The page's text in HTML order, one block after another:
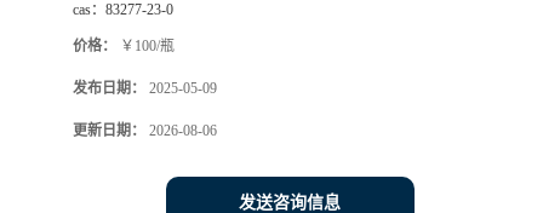
cas： 83277-23-0
价格： ￥100/瓶
发布日期： 2025-05-09
更新日期： 2026-08-06
发送咨询信息